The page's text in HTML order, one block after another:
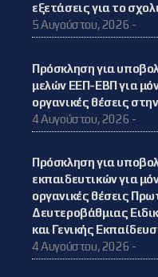
εξετάσεις για το
5 Αυγούστου, 2026 -
Πρόσκληση για
μελών ΕΕΠ-ΕΒΠ για
οργανικές θέσεις
4 Αυγούστου, 2026 -
Πρόσκληση για
εκπαιδευτικών για
οργανικές θέσεις
Δευτεροβάθμιας
και Γενικής
4 Αυγούστου, 2026 -